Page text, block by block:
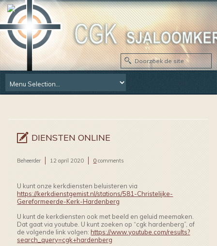
DIENSTEN ONLINE
Beheerder 12 april 2020 0 comments
U kunt onze kerkdiensten beluisteren via
https://kerkdienstgemist.nl/stations/581-Christelijke-
Gereformeerde-Kerk-Hardenberg
U kunt de kerkdiensten ook met beeld en geluid meemaken.
Dat gaat via youtube. U kunt zoeken op “cgk hardenberg”, of
de volgende link volgen: https://www.youtube.com/results?
search_query=cgk+hardenberg